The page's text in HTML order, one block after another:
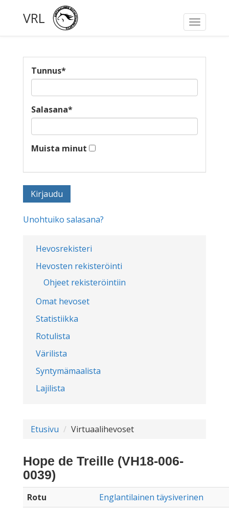
Toggle
VRL
Hevosrekisteri
Hevosten rekisteröinti
Ohjeet rekisteröintiin
Omat hevoset
Statistiikka
Rotulista
Värilista
Syntymämaalista
Lajilista
Tunnus*
Salasana*
Muista minut
Unohtuiko salasana?
Etusivu Virtuaalihevoset
Hope de Treille (VH18-006-
0039)
Rotu
Englantilainen täysiverinen